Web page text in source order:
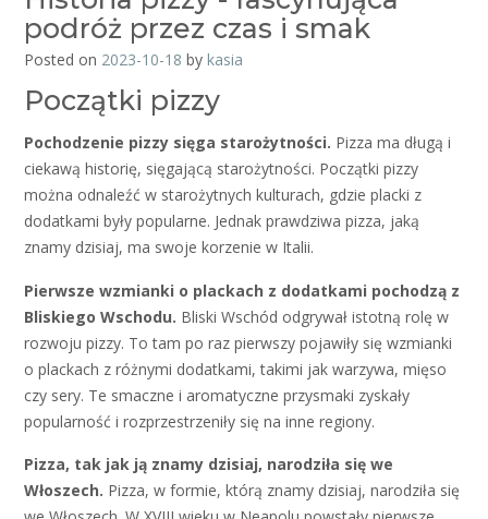
podróż przez czas i smak
Posted on 2023-10-18 by kasia
Początki pizzy
Pochodzenie pizzy sięga starożytności. Pizza ma długą i
ciekawą historię, sięgającą starożytności. Początki pizzy
można odnaleźć w starożytnych kulturach, gdzie placki z
dodatkami były popularne. Jednak prawdziwa pizza, jaką
znamy dzisiaj, ma swoje korzenie w Italii.
Pierwsze wzmianki o plackach z dodatkami pochodzą z
Bliskiego Wschodu. Bliski Wschód odgrywał istotną rolę w
rozwoju pizzy. To tam po raz pierwszy pojawiły się wzmianki
o plackach z różnymi dodatkami, takimi jak warzywa, mięso
czy sery. Te smaczne i aromatyczne przysmaki zyskały
popularność i rozprzestrzeniły się na inne regiony.
Pizza, tak jak ją znamy dzisiaj, narodziła się we
Włoszech. Pizza, w formie, którą znamy dzisiaj, narodziła się